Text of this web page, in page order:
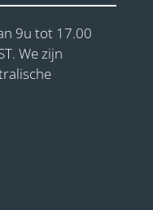
9u tot 17.00
We zijn